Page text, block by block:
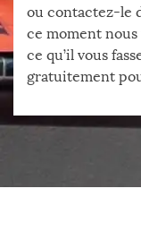
ou contactez-le
ce moment
ce qu’il vous
gratuitement